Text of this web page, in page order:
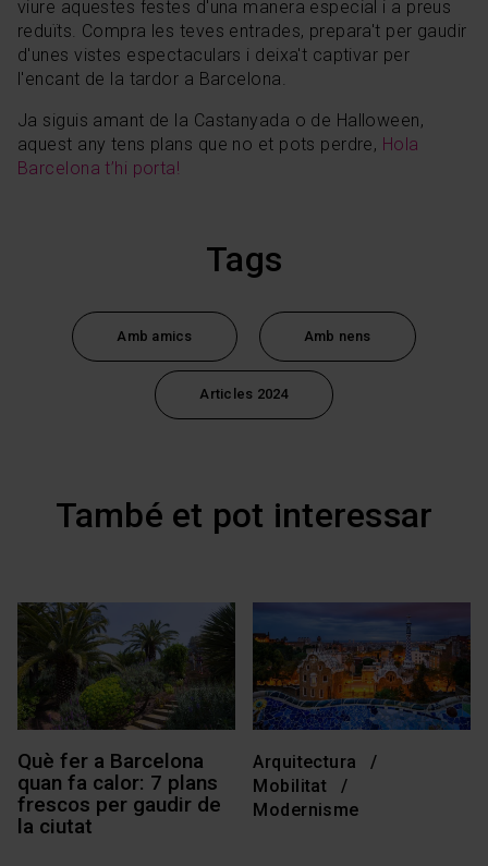
viure aquestes festes d'una manera especial i a preus
reduïts. Compra les teves entrades, prepara't per gaudir
d'unes vistes espectaculars i deixa't captivar per
l'encant de la tardor a Barcelona.
Ja siguis amant de la Castanyada o de Halloween,
aquest any tens plans que no et pots perdre, Hola
Barcelona t’hi porta!
Tags
Amb amics Amb nens
Articles 2024
També et pot interessar
Què fer a Barcelona
quan fa calor: 7 plans
frescos per gaudir de
la ciutat
Arquitectura
Mobilitat
Modernisme